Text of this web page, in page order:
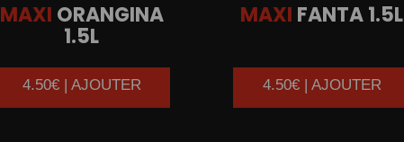
MAXI ORANGINA
1.5L
4.50€ | AJOUTER
MAXI FANTA 1.5L
4.50€ | AJOUTER